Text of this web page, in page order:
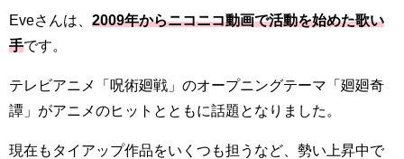
Eveさんは、 2009年からニコニコ動画で活動を始めた歌い
手です。
テレビアニメ「呪術廻戦」のオープニングテーマ「廻廻奇
譚」がアニメのヒットとともに話題となりました。
現在もタイアップ作品をいくつも担うなど、勢い上昇中で